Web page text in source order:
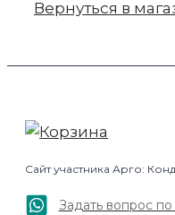
Вернуться в
Сайт участника Арго:
Задать вопрос